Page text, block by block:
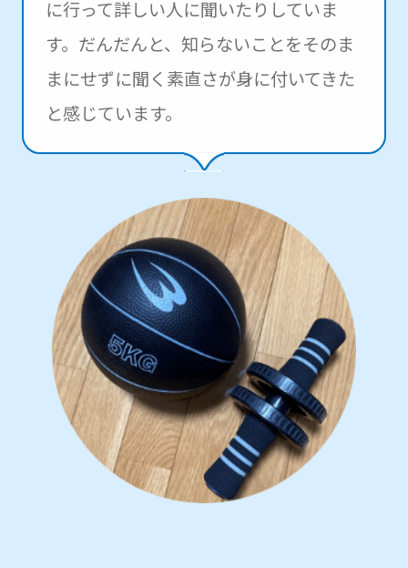
に行って詳しい人に聞いたりしていま
す。だんだんと、知らないことをそのま
まにせずに聞く素直さが身に付いてきた
と感じています。